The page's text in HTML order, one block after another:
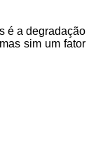
é a degradação
sim um fator